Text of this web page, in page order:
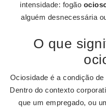
intensidade: fogão
alguém desnecessária
O que
Ociosidade é a condição
Dentro do contexto
que um empregado, ou